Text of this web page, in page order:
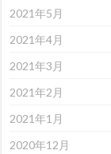
2021年5月
2021年4月
2021年3月
2021年2月
2021年1月
2020年12月